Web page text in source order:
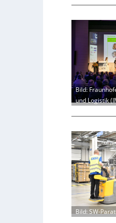
Bild:
und Logistik
Bild: SW-